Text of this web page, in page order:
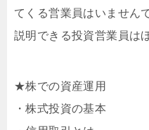
てくる営業員はいません
説明できる投資営業員は
★株での資産運用
・株式投資の基本